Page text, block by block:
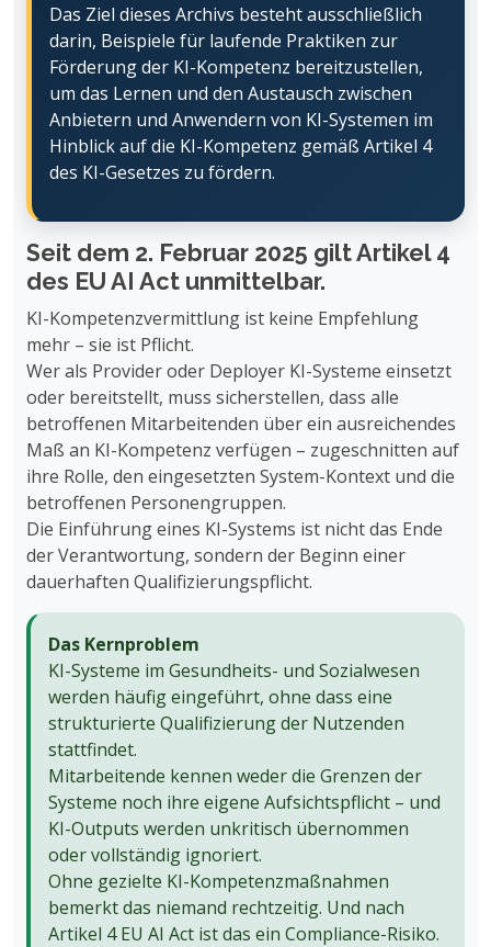
Das Ziel dieses Archivs besteht ausschließlich
darin, Beispiele für laufende Praktiken zur
Förderung der KI-Kompetenz bereitzustellen,
um das Lernen und den Austausch zwischen
Anbietern und Anwendern von KI-Systemen im
Hinblick auf die KI-Kompetenz gemäß Artikel 4
des KI-Gesetzes zu fördern.
Seit dem 2. Februar 2025 gilt Artikel 4
des EU AI Act unmittelbar.
KI-Kompetenzvermittlung ist keine Empfehlung
mehr – sie ist Pflicht.
Wer als Provider oder Deployer KI-Systeme einsetzt
oder bereitstellt, muss sicherstellen, dass alle
betroffenen Mitarbeitenden über ein ausreichendes
Maß an KI-Kompetenz verfügen – zugeschnitten auf
ihre Rolle, den eingesetzten System-Kontext und die
betroffenen Personengruppen.
Die Einführung eines KI-Systems ist nicht das Ende
der Verantwortung, sondern der Beginn einer
dauerhaften Qualifizierungspflicht.
Das Kernproblem
KI-Systeme im Gesundheits- und Sozialwesen
werden häufig eingeführt, ohne dass eine
strukturierte Qualifizierung der Nutzenden
stattfindet.
Mitarbeitende kennen weder die Grenzen der
Systeme noch ihre eigene Aufsichtspflicht – und
KI-Outputs werden unkritisch übernommen
oder vollständig ignoriert.
Ohne gezielte KI-Kompetenzmaßnahmen
bemerkt das niemand rechtzeitig. Und nach
Artikel 4 EU AI Act ist das ein Compliance-Risiko.